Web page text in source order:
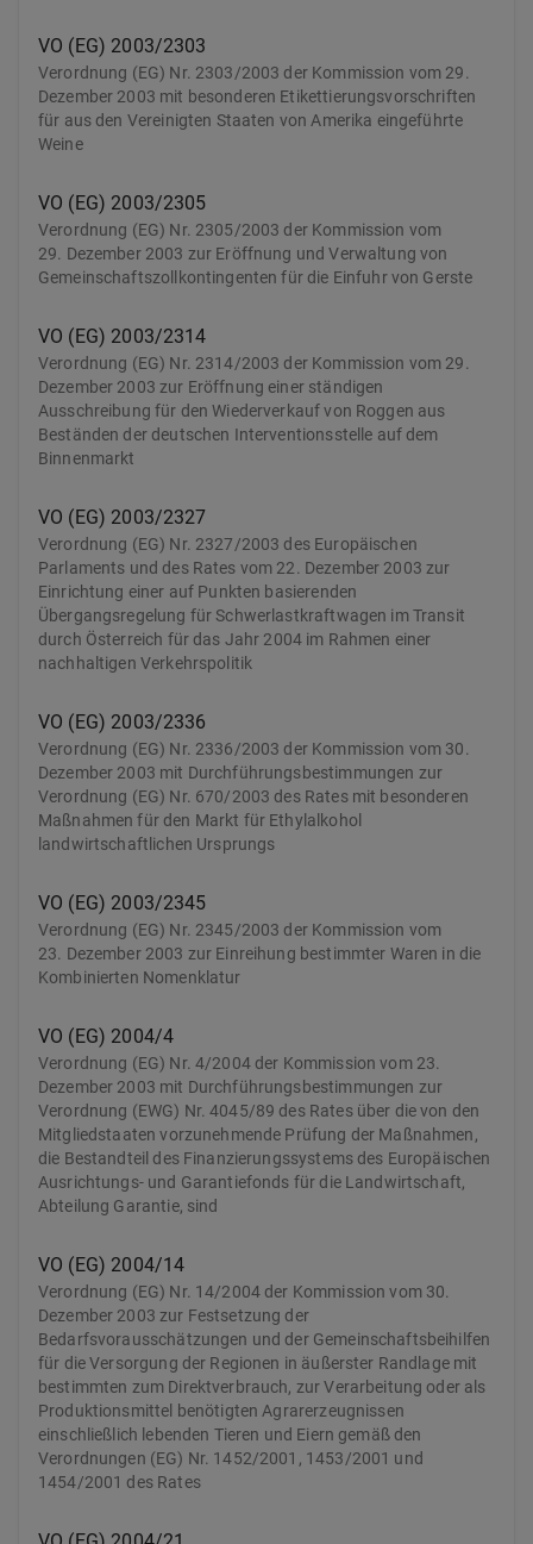
VO (EG) 2003/2303
Verordnung (EG) Nr. 2303/2003 der Kommission vom 29.
Dezember 2003 mit besonderen Etikettierungsvorschriften
für aus den Vereinigten Staaten von Amerika eingeführte
Weine
VO (EG) 2003/2305
Verordnung (EG) Nr. 2305/2003 der Kommission vom
29. Dezember 2003 zur Eröffnung und Verwaltung von
Gemeinschaftszollkontingenten für die Einfuhr von Gerste
VO (EG) 2003/2314
Verordnung (EG) Nr. 2314/2003 der Kommission vom 29.
Dezember 2003 zur Eröffnung einer ständigen
Ausschreibung für den Wiederverkauf von Roggen aus
Beständen der deutschen Interventionsstelle auf dem
Binnenmarkt
VO (EG) 2003/2327
Verordnung (EG) Nr. 2327/2003 des Europäischen
Parlaments und des Rates vom 22. Dezember 2003 zur
Einrichtung einer auf Punkten basierenden
Übergangsregelung für Schwerlastkraftwagen im Transit
durch Österreich für das Jahr 2004 im Rahmen einer
nachhaltigen Verkehrspolitik
VO (EG) 2003/2336
Verordnung (EG) Nr. 2336/2003 der Kommission vom 30.
Dezember 2003 mit Durchführungsbestimmungen zur
Verordnung (EG) Nr. 670/2003 des Rates mit besonderen
Maßnahmen für den Markt für Ethylalkohol
landwirtschaftlichen Ursprungs
VO (EG) 2003/2345
Verordnung (EG) Nr. 2345/2003 der Kommission vom
23. Dezember 2003 zur Einreihung bestimmter Waren in die
Kombinierten Nomenklatur
VO (EG) 2004/4
Verordnung (EG) Nr. 4/2004 der Kommission vom 23.
Dezember 2003 mit Durchführungsbestimmungen zur
Verordnung (EWG) Nr. 4045/89 des Rates über die von den
Mitgliedstaaten vorzunehmende Prüfung der Maßnahmen,
die Bestandteil des Finanzierungssystems des Europäischen
Ausrichtungs- und Garantiefonds für die Landwirtschaft,
Abteilung Garantie, sind
VO (EG) 2004/14
Verordnung (EG) Nr. 14/2004 der Kommission vom 30.
Dezember 2003 zur Festsetzung der
Bedarfsvorausschätzungen und der Gemeinschaftsbeihilfen
für die Versorgung der Regionen in äußerster Randlage mit
bestimmten zum Direktverbrauch, zur Verarbeitung oder als
Produktionsmittel benötigten Agrarerzeugnissen
einschließlich lebenden Tieren und Eiern gemäß den
Verordnungen (EG) Nr. 1452/2001, 1453/2001 und
1454/2001 des Rates